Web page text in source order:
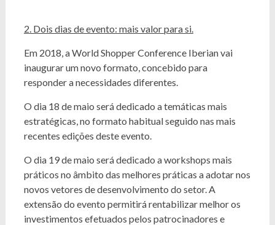
2. Dois dias de evento: mais valor para si.
Em 2018, a World Shopper Conference Iberian vai
inaugurar um novo formato, concebido para
responder a necessidades diferentes.
O dia 18 de maio será dedicado a temáticas mais
estratégicas, no formato habitual seguido nas mais
recentes edições deste evento.
O dia 19 de maio será dedicado a workshops mais
práticos no âmbito das melhores práticas a adotar nos
novos vetores de desenvolvimento do setor. A
extensão do evento permitirá rentabilizar melhor os
investimentos efetuados pelos patrocinadores e